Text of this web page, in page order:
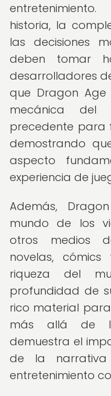
historia, la
las decisiones
deben tomar
desarrolladores
que Dragon
mecánica
precedente para
demostrando
aspecto
experiencia de
Además,
mundo de los
otros medios
novelas,
riqueza del
profundidad de
rico material
más allá de
demuestra el
de la
entretenimiento